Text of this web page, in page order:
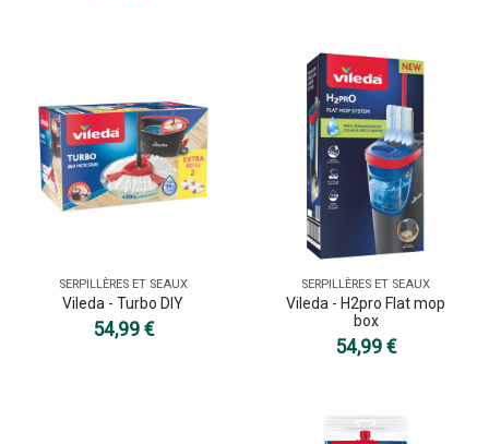
SERPILLÈRES ET SEAUX
Vileda - Turbo DIY
54,99 €
SERPILLÈRES ET SEAUX
Vileda - H2pro Flat mop
box
54,99 €